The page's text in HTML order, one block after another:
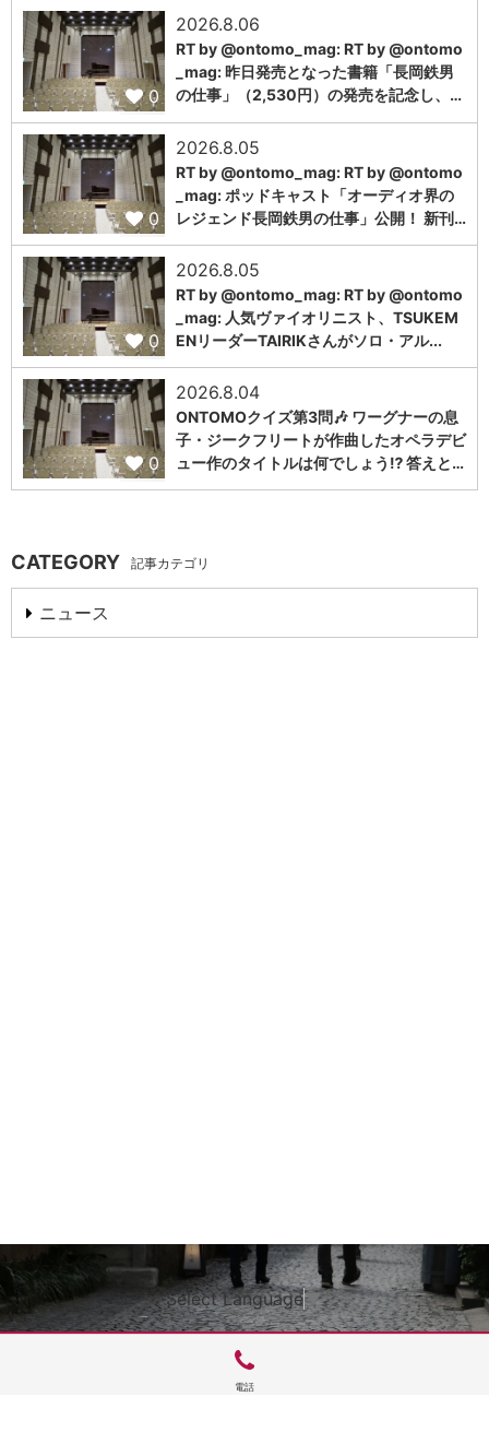
0
2026.8.06
RT by @ontomo_mag: RT by @ontomo
_mag: 昨日発売となった書籍「長岡鉄男
の仕事」（2,530円）の発売を記念し、…
0
2026.8.05
RT by @ontomo_mag: RT by @ontomo
_mag: ポッドキャスト「オーディオ界の
レジェンド長岡鉄男の仕事」公開！ 新刊…
0
2026.8.05
RT by @ontomo_mag: RT by @ontomo
_mag: 人気ヴァイオリニスト、TSUKEM
ENリーダーTAIRIKさんがソロ・アル...
0
2026.8.04
ONTOMOクイズ第3問🎶 ワーグナーの息
子・ジークフリートが作曲したオペラデビ
ュー作のタイトルは何でしょう⁉️ 答えと…
CATEGORY 記事カテゴリ
ニュース
Select Language▼
電話